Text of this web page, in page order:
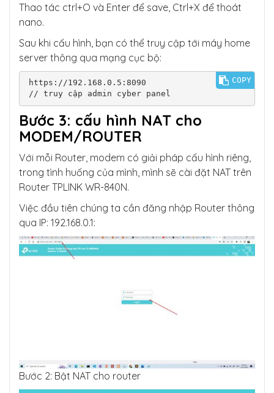
Thao tác ctrl+O và Enter để save, Ctrl+X để thoát
nano.
Sau khi cấu hình, bạn có thể truy cập tới máy home
server thông qua mạng cục bộ:
https://192.168.0.5:8090
// truy cập admin cyber panel
COPY
Bước 3: cấu hình NAT cho
MODEM/ROUTER
Với mỗi Router, modem có giải pháp cấu hình riêng,
trong tình huống của mình, mình sẽ cài đặt NAT trên
Router TPLINK WR-840N.
Việc đầu tiên chúng ta cần đăng nhập Router thông
qua IP: 192.168.0.1:
Bước 2: Bật NAT cho router